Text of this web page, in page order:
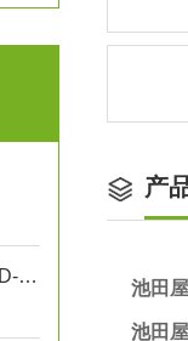
池田屋精品！武藏工程针阀 NCV-FD-1 参数介绍
产
池田
池田